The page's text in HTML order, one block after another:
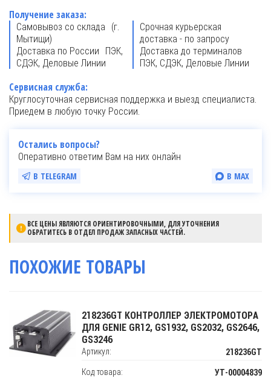
Получение заказа:
Самовывоз со склада (г.
Мытищи)
Срочная курьерская
доставка - по запросу
Доставка по России ПЭК,
СДЭК, Деловые Линии
Доставка до терминалов
ПЭК, СДЭК, Деловые Линии
Сервисная служба:
Круглосуточная сервисная поддержка и выезд специалиста.
Приедем в любую точку России.
Остались вопросы?
Оперативно ответим Вам на них онлайн
В TELEGRAM В MAX
ВСЕ ЦЕНЫ ЯВЛЯЮТСЯ ОРИЕНТИРОВОЧНЫМИ, ДЛЯ УТОЧНЕНИЯ
ОБРАТИТЕСЬ В ОТДЕЛ ПРОДАЖ ЗАПАСНЫХ ЧАСТЕЙ.
ПОХОЖИЕ ТОВАРЫ
218236GT КОНТРОЛЛЕР ЭЛЕКТРОМОТОРА
ДЛЯ GENIE GR12, GS1932, GS2032, GS2646,
GS3246
Артикул:
218236GT
Код товара: УТ-00004839